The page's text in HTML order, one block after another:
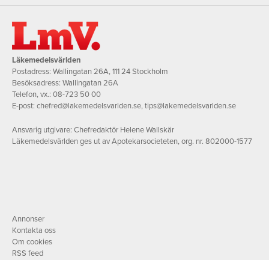
Läkemedelsvärlden
Postadress: Wallingatan 26A, 111 24 Stockholm
Besöksadress: Wallingatan 26A
Telefon, vx.: 08-723 50 00
E-post: chefred@lakemedelsvarlden.se,tips@lakemedelsvarlden.se
Ansvarig utgivare: Chefredaktör Helene Wallskär
Läkemedelsvärlden ges ut av Apotekarsocieteten, org. nr. 802000-1577
Annonser
Kontakta oss
Om cookies
RSS feed